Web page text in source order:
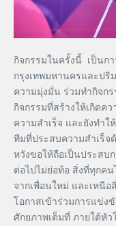
กิจกรรมในครั้งนี้ เป็นกา
กรุงเทพมหานครและป
ความมุ่งมั่น ร่วมทำกิจก
กิจกรรมที่สร้างให้เกิดค
ความสำเร็จ และยังทำ
ทีมที่ประสบความสำเร็จ
หวังขอให้ถือเป็นประส
ต่อไปไม่ย่อท้อ สิ่งที่ทุกค
จากเพื่อนใหม่ และเหนื
โอกาสเข้าร่วมการแข่ง
ศักยภาพเต็มที่ ภายใต้หัว